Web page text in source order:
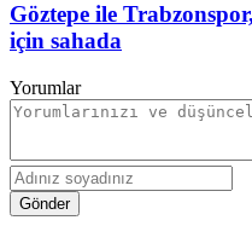
Göztepe ile
için sahada
Yorumlar
Gönder